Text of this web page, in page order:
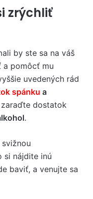
zrýchliť
by ste sa na váš
a pomôcť mu
uvedených rád
spánku a
dostatok
.
si nájdite inú
baviť, a venujte sa